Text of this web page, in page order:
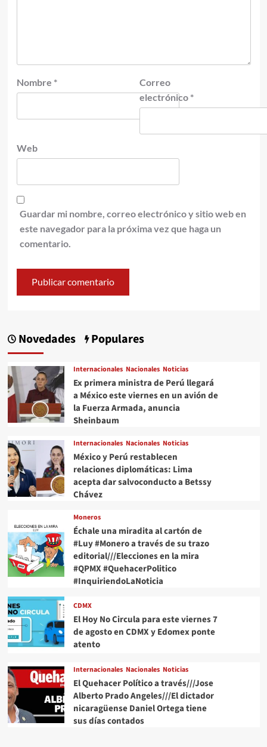
Nombre *
Correo
electrónico *
Web
Guardar mi nombre, correo electrónico y sitio web en
este navegador para la próxima vez que haga un
comentario.
Novedades Populares
Internacionales Nacionales Noticias
Ex primera ministra de Perú llegará
a México este viernes en un avión de
la Fuerza Armada, anuncia
Sheinbaum
Internacionales Nacionales Noticias
México y Perú restablecen
relaciones diplomáticas: Lima
acepta dar salvoconducto a Betssy
Chávez
Moneros
Échale una miradita al cartón de
#Luy #Monero a través de su trazo
editorial///Elecciones en la mira
#QPMX #QuehacerPolitico
#InquiriendoLaNoticia
CDMX
El Hoy No Circula para este viernes 7
de agosto en CDMX y Edomex ponte
atento
Internacionales Nacionales Noticias
El Quehacer Político a través///Jose
Alberto Prado Angeles///El dictador
nicaragüense Daniel Ortega tiene
sus días contados